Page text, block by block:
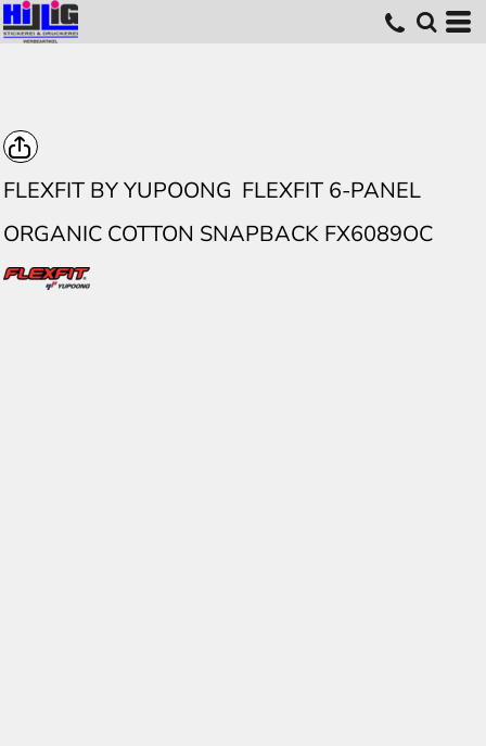
FLEXFIT BY YUPOONG FLEXFIT 6-PANEL
ORGANIC COTTON SNAPBACK FX6089OC